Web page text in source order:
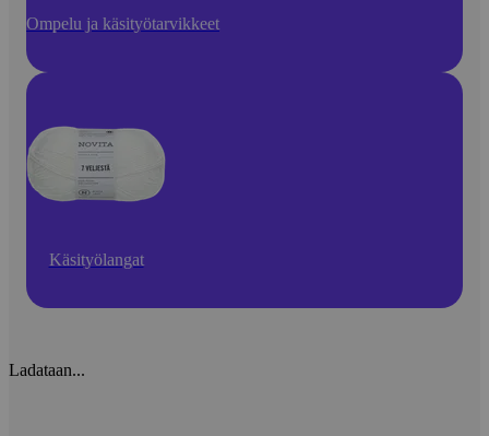
Ompelu ja käsityötarvikkeet
Käsityölangat
Ladataan...